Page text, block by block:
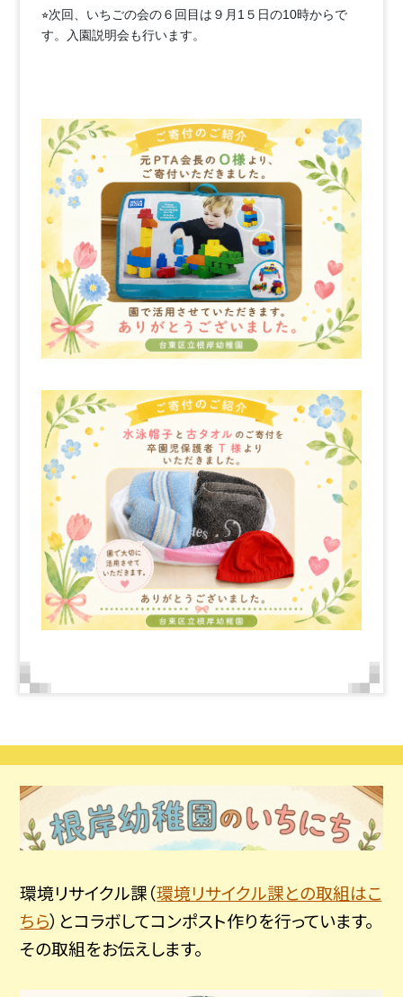
⭐︎次回、いちごの会の６回目は９月1５日の10時からで
す。
入園説明会も行います。
環境リサイクル課（環境リサイクル課との取組はこ
ちら）とコラボしてコンポスト作りを行っています。
その取組をお伝えします。